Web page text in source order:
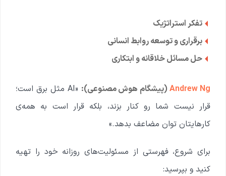
تفکر استراتژیک
برقراری و توسعه روابط انسانی
حل مسائل خلاقانه و ابتکاری
Andrew Ng(پیشگام هوش مصنوعی):
«AI مثل برق است؛
قرار نیست شما رو کنار بزند، بلکه قرار است به همه‌ی
کارهایتان توان مضاعف بدهد.»
برای شروع، فهرستی از مسئولیت‌های روزانه خود را تهیه
کنید و بپرسید: